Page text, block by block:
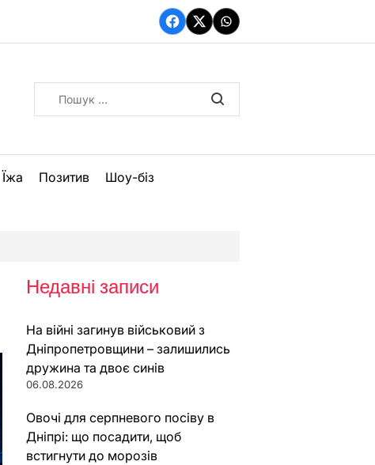
Facebook
TwitterWhatsApp
Їжа Позитив Шоу-біз
Недавні записи
На війні загинув військовий з
Дніпропетровщини – залишились
дружина та двоє синів
06.08.2026
Овочі для серпневого посіву в
Дніпрі: що посадити, щоб
встигнути до морозів